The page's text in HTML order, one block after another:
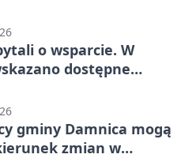
o wsparcie. W
dostępne
gminy Damnica mogą
zmian w